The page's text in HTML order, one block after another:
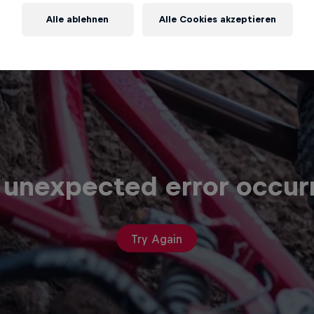
error
Try Again
Alle ablehnen Alle Cookies akzeptieren